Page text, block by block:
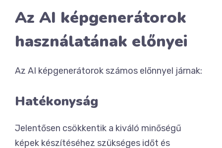
Az AI képgenerátorok
használatának előnyei
Az AI képgenerátorok számos előnnyel járnak:
Hatékonyság
Jelentősen csökkentik a kiváló minőségű
képek készítéséhez szükséges időt és